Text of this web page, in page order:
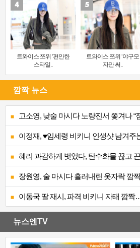
트와이스 쯔위 ‘편안한
스타일..
트와이스 쯔위 ‘야구모
자만 써..
깜짝 뉴스
고소영, 낮술 마시다 노량진서 쫓겨나 “
이정재, ♥임세령 비키니 인생샷 남겨
혜리 과감하게 벗었다, 탄수화물 끊고
장원영, 술 마시다 흘러내린 옷자락 깜
이동국 딸 재시, 파격 비키니 자태 깜짝
뉴스엔TV